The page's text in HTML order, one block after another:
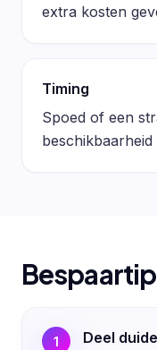
extra kosten
Timing
Spoed of een
1
Deel